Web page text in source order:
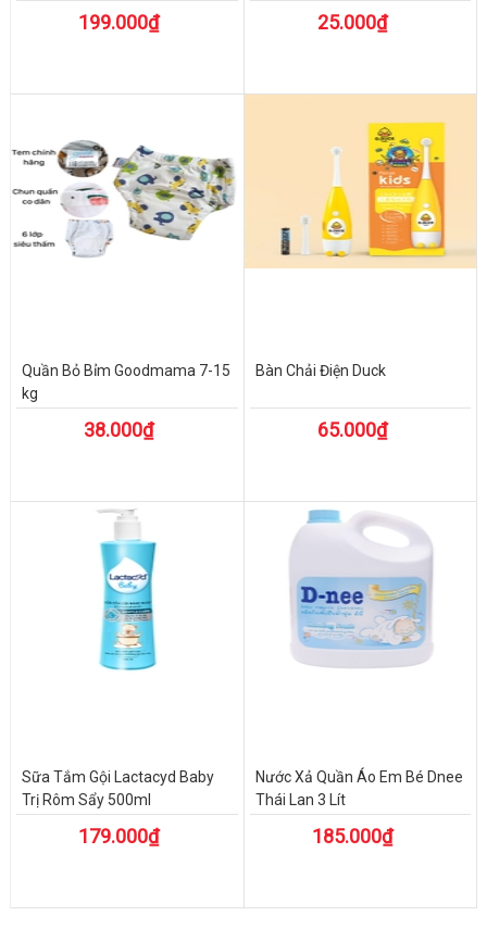
199.000₫ 25.000₫
Quần Bỏ Bỉm Goodmama 7-15
kg
38.000₫
Bàn Chải Điện Duck
65.000₫
Sữa Tắm Gội Lactacyd Baby
Trị Rôm Sẩy 500ml
179.000₫
Nước Xả Quần Áo Em Bé Dnee
Thái Lan 3 Lít
185.000₫